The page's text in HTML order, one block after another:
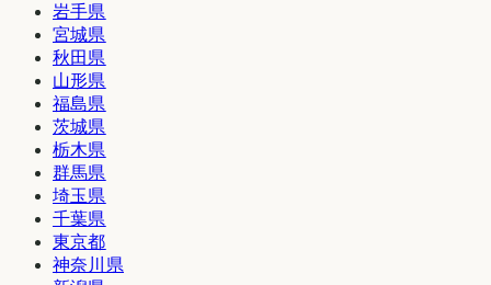
岩手県
宮城県
秋田県
山形県
福島県
茨城県
栃木県
群馬県
埼玉県
千葉県
東京都
神奈川県